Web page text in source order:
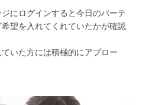
にログインすると今日のパーテ
望を入れてくれていたかが確認
いた方には積極的にアプロー